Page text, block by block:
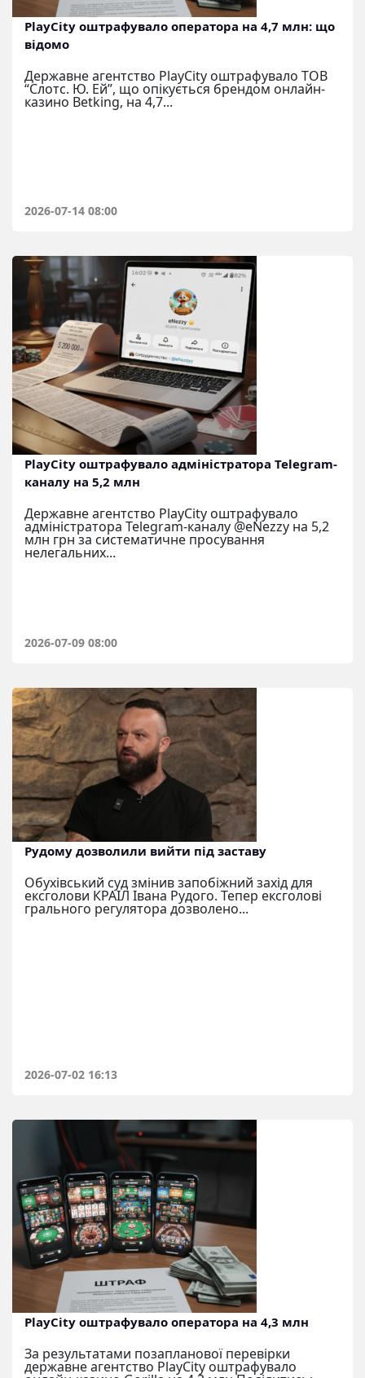
PlayCity оштрафувало оператора на 4,7 млн: що
відомо
Державне агентство PlayCity оштрафувало ТОВ
“Слотс. Ю. Ей”, що опікується брендом онлайн-
казино Betking, на 4,7...
2026-07-14 08:00
PlayCity оштрафувало адміністратора Telegram-
каналу на 5,2 млн
Державне агентство PlayCity оштрафувало
адміністратора Telegram-каналу @eNezzy на 5,2
млн грн за систематичне просування
нелегальних...
2026-07-09 08:00
Рудому дозволили вийти під заставу
Обухівський суд змінив запобіжний захід для
ексголови КРАІЛ Івана Рудого. Тепер ексголові
грального регулятора дозволено...
2026-07-02 16:13
PlayCity оштрафувало оператора на 4,3 млн
За результатами позапланової перевірки
державне агентство PlayCity оштрафувало